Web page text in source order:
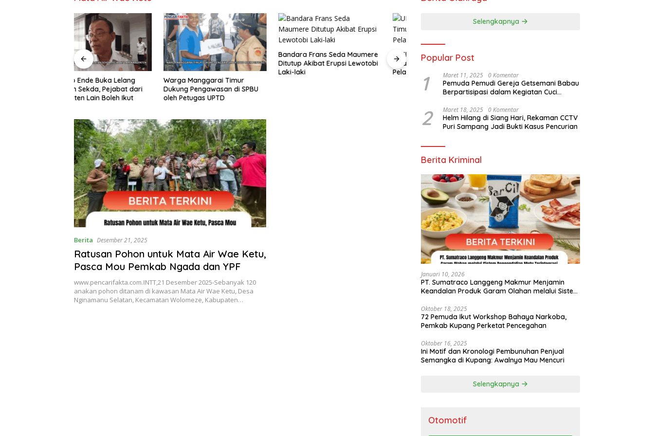
Warga Manggarai Timur
Dukung Pengawasan di SPBU
oleh Petugas UPTD
Bandara Frans Seda Maumere
Ditutup Akibat Erupsi Lewotobi
Laki-laki
UPTD SPAM Manggarai Timur
Tetapkan Sebelas Standar
Pelayanan Publik, Ini Tujuannya
Kejar Target Pemilih Pemula,
Dispendukcapil Rote Ndao Sisir
SMKN Pantai Baru untuk
Perekaman e-KTP
Timur Sewa Angkut Motor
Hingga Rp 200 Ribu
Berita Desember 21, 2025
Ratusan Pohon untuk Mata Air Wae Ketu,
Pasca Mou Pemkab Ngada dan YPF
www.pencarifakta.com.ǁNTT,21 Desember 2025-Sebanyak 120
anakan pohon ditanam di kawasan Mata Air Wae Ketu, Desa
Nginamanu Selatan, Kecamatan Wolomeze, Kabupaten…
Selengkapnya
Popular Post
1 Maret 11, 2025 0 Komentar
Pemuda Pemudi Gereja Getsemani Babau
Berpartisipasi dalam Kegiatan Cuci
Sentosa untuk Menyukseskan Kegiatan
Paskah
2 Maret 18, 2025 0 Komentar
Helm Hilang di Siang Hari, Rekaman CCTV
Puri Sampang Jadi Bukti Kasus Pencurian
Berita Kriminal
Januari 10, 2026
PT. Sumatraco Langgeng Makmur Menjamin
Keandalan Produk Garam Olahan melalui Sistem
Oktober 18, 2025
72 Pemuda Ikut Workshop Bahaya Narkoba,
Pemkab Kupang Perketat Pencegahan
Oktober 16, 2025
Ini Motif dan Kronologi Pembunuhan Penjual
Semangka di Kupang: Awalnya Mau Mencuri
Selengkapnya
Otomotif